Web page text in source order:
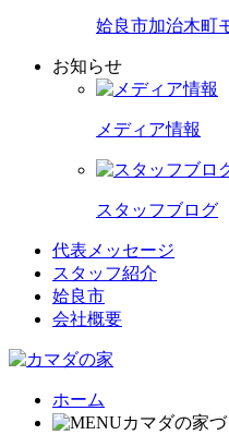
姶良市加治木町
お知らせ
メディア情報
スタッフブログ
代表メッセージ
スタッフ紹介
姶良市
会社概要
ホーム
カマダの家づ